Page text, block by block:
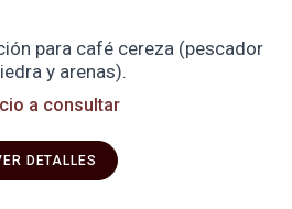
para café cereza (pescador
y arenas).
a consultar
DETALLES